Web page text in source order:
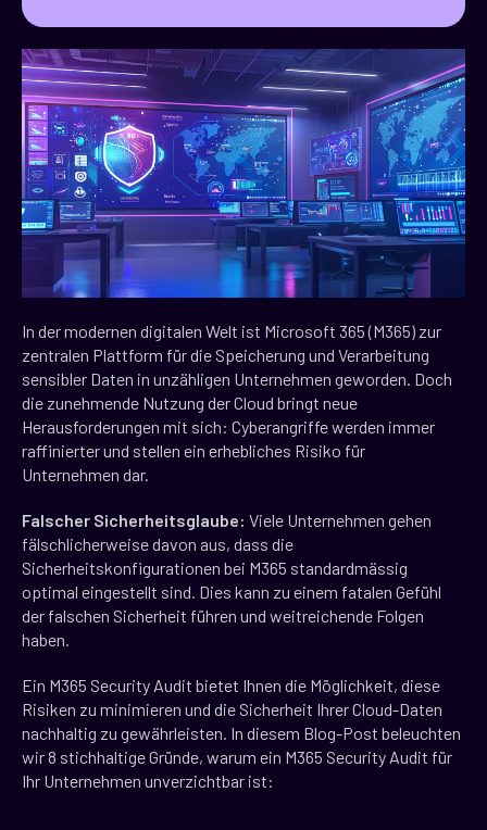
In der modernen digitalen Welt ist Microsoft 365 (M365) zur
zentralen Plattform für die Speicherung und Verarbeitung
sensibler Daten in unzähligen Unternehmen geworden. Doch
die zunehmende Nutzung der Cloud bringt neue
Herausforderungen mit sich: Cyberangriffe werden immer
raffinierter und stellen ein erhebliches Risiko für
Unternehmen dar.
Falscher Sicherheitsglaube: Viele Unternehmen gehen
fälschlicherweise davon aus, dass die
Sicherheitskonfigurationen bei M365 standardmässig
optimal eingestellt sind. Dies kann zu einem fatalen Gefühl
der falschen Sicherheit führen und weitreichende Folgen
haben.
Ein M365 Security Audit bietet Ihnen die Möglichkeit, diese
Risiken zu minimieren und die Sicherheit Ihrer Cloud-Daten
nachhaltig zu gewährleisten. In diesem Blog-Post beleuchten
wir 8 stichhaltige Gründe, warum ein M365 Security Audit für
Ihr Unternehmen unverzichtbar ist: